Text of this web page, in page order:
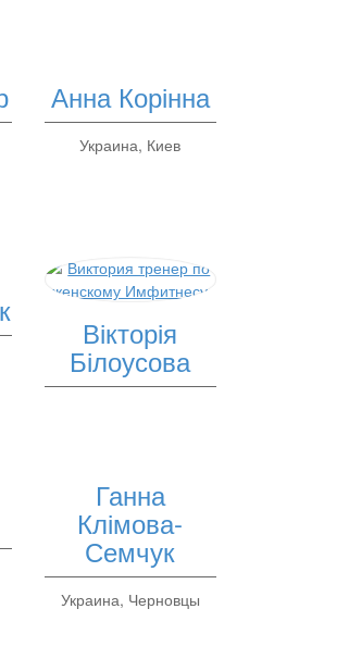
Анна Корінна
Украина, Киев
Вікторія
Білоусова
Ганна
Клімова-
Семчук
Украина, Черновцы